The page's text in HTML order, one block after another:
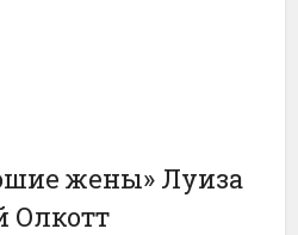
жены» Луиза
Олкотт